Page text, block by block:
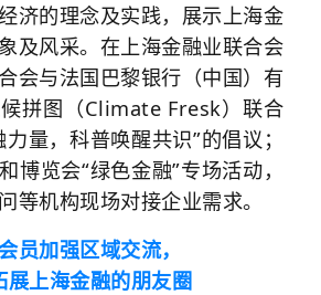
济的理念及实践，展示上海金
及风采。在上海金融业联合会
会与法国巴黎银行（中国）有
拼图（Climate Fresk）联合
量，科普唤醒共识”的倡议；
博览会“绿色金融”专场活动，
等机构现场对接企业需求。
员加强区域交流，
展上海金融的朋友圈